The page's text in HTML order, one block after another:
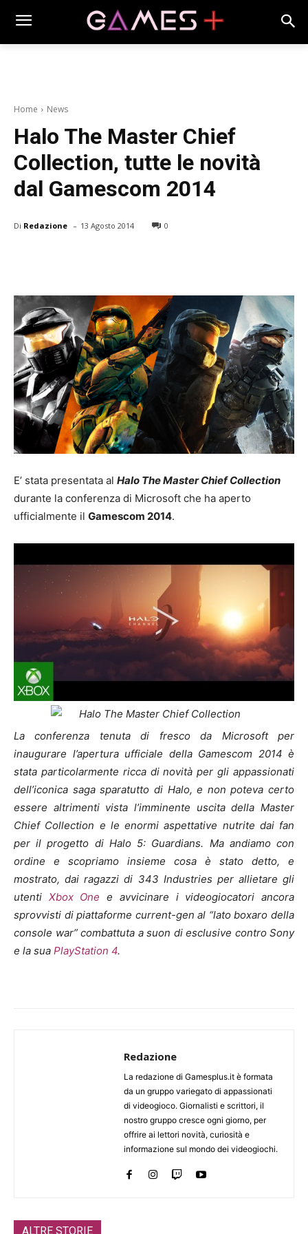
Home News
Halo The Master Chief
Collection, tutte le novità
dal Gamescom 2014
Di Redazione - 13 Agosto 2014 0
E’ stata presentata al Halo The Master Chief Collection
durante la conferenza di Microsoft che ha aperto
ufficialmente il Gamescom 2014.
La conferenza tenuta di fresco da Microsoft per
inaugurare l’apertura ufficiale della Gamescom 2014 è
stata particolarmente ricca di novità per gli appassionati
dell’iconica saga sparatutto di Halo, e non poteva certo
essere altrimenti vista l’imminente uscita della Master
Chief Collection e le enormi aspettative nutrite dai fan
per il progetto di Halo 5: Guardians. Ma andiamo con
ordine e scopriamo insieme cosa è stato detto, e
mostrato, dai ragazzi di 343 Industries per allietare gli
utenti Xbox One e avvicinare i videogiocatori ancora
sprovvisti di piattaforme current-gen al “lato boxaro della
console war” combattuta a suon di esclusive contro Sony
e la sua PlayStation 4.
Redazione
La redazione di Gamesplus.it è formata
da un gruppo variegato di appassionati
di videogioco. Giornalisti e scrittori, il
nostro gruppo cresce ogni giorno, per
offrire ai lettori novità, curiosità e
informazione sul mondo dei videogiochi.
ALTRE STORIE